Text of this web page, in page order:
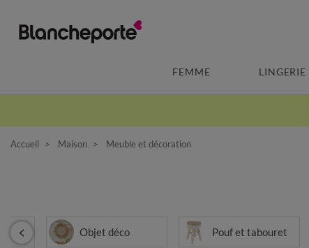
FEMME LINGERIE
Accueil Maison Meuble et décoration
Objet déco Pouf et tabouret